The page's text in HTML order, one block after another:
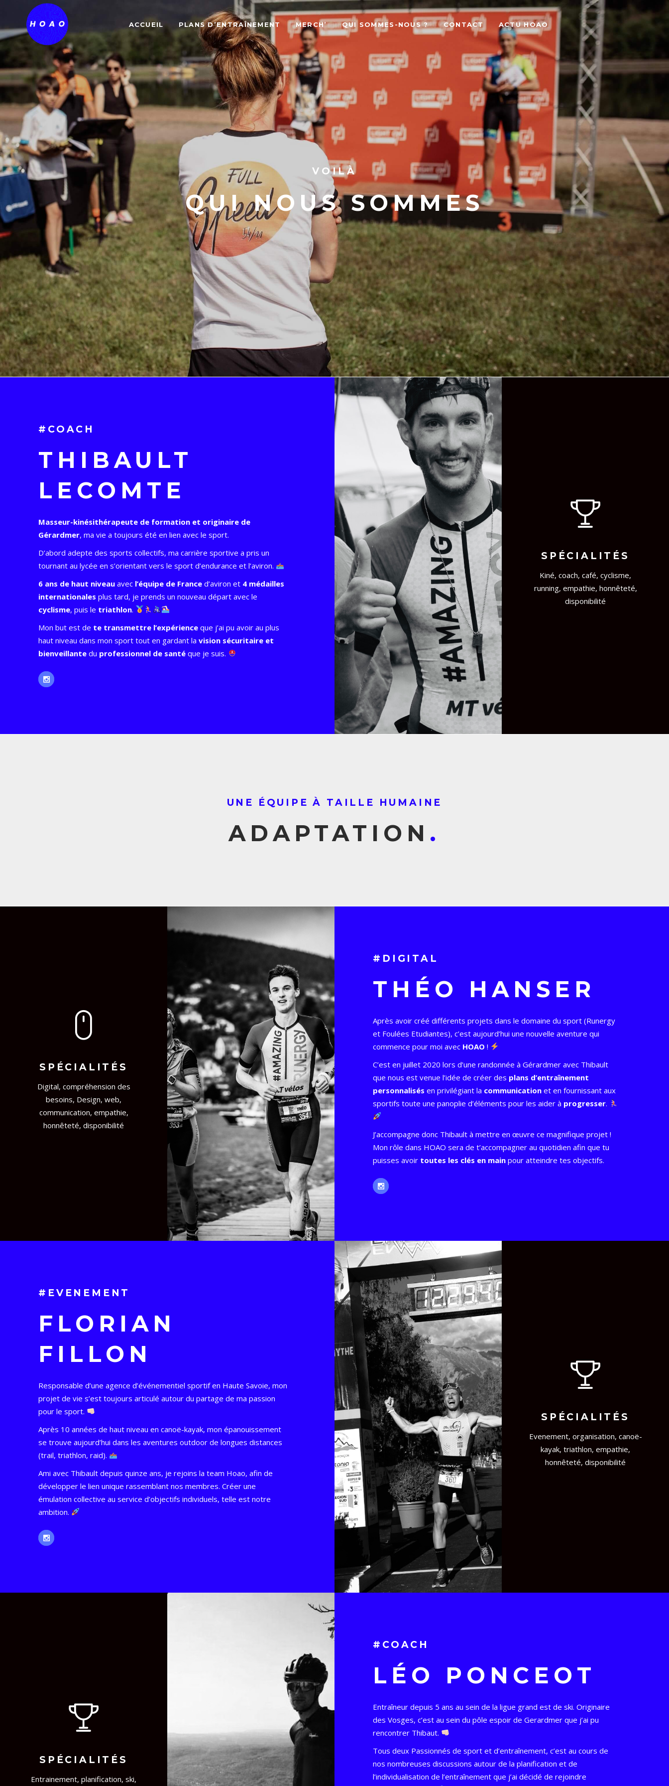
ACCUEIL PLANS D’ENTRAÎNEMENT MERCH’ QUI SOMMES-NOUS ? CONTACT ACTU HOAO
VOILÀ
QUI NOUS SOMMES
#COACH
THIBAULT
LECOMTE
Masseur-kinésithérapeute de formation et originaire de
Gérardmer, ma vie a toujours été en lien avec le sport.
D’abord adepte des sports collectifs, ma carrière sportive a pris un
tournant au lycée en s’orientant vers le sport d’endurance et l’aviron.
6 ans de haut niveau avec l’équipe de France d’aviron et 4 médailles
internationales plus tard, je prends un nouveau départ avec le
cyclisme, puis le triathlon.
Mon but est de te transmettre l’expérience que j’ai pu avoir au plus
haut niveau dans mon sport tout en gardant lavision sécuritaire et
bienveillante du professionnel de santé que je suis.
SPÉCIALITÉS
Kiné, coach, café, cyclisme,
running, empathie, honnêteté,
disponibilité
UNE ÉQUIPE À TAILLE HUMAINE
ADAPTATION .
SPÉCIALITÉS
Digital, compréhension des
besoins, Design, web,
communication, empathie,
honnêteté, disponibilité
#DIGITAL
THÉO HANSER
Après avoir créé différents projets dans le domaine du sport (Runergy
et Foulées Etudiantes), c’est aujourd’hui une nouvelle aventure qui
commence pour moi avec HOAO !
C’est en juillet 2020 lors d’une randonnée à Gérardmer avec Thibault
que nous est venue l’idée de créer des plans d’entraînement
personnalisés en privilégiant la communication et en fournissant aux
sportifs toute une panoplie d’éléments pour les aider à progresser.
J’accompagne donc Thibault à mettre en œuvre ce magnifique projet !
Mon rôle dans HOAO sera de t’accompagner au quotidien afin que tu
puisses avoir toutes les clés en main pour atteindre tes objectifs.
#EVENEMENT
FLORIAN
FILLON
Responsable d’une agence d’événementiel sportif en Haute Savoie, mon
projet de vie s’est toujours articulé autour du partage de ma passion
pour le sport.
Après 10 années de haut niveau en canoë-kayak, mon épanouissement
se trouve aujourd’hui dans les aventures outdoor de longues distances
(trail, triathlon, raid).
Ami avec Thibault depuis quinze ans, je rejoins la team Hoao, afin de
développer le lien unique rassemblant nos membres. Créer une
émulation collective au service d’objectifs individuels, telle est notre
ambition.
SPÉCIALITÉS
Evenement, organisation, canoë-
kayak, triathlon, empathie,
honnêteté, disponibilité
SPÉCIALITÉS
Entrainement, planification, ski,
#COACH
LÉO PONCEOT
Entraîneur depuis 5 ans au sein de la ligue grand est de ski. Originaire
des Vosges, c’est au sein du pôle espoir de Gerardmer que j’ai pu
rencontrer Thibaut.
Tous deux Passionnés de sport et d’entraînement, c’est au cours de
nos nombreuses discussions autour de la planification et de
l’individualisation de l’entraînement que j’ai décidé de rejoindre